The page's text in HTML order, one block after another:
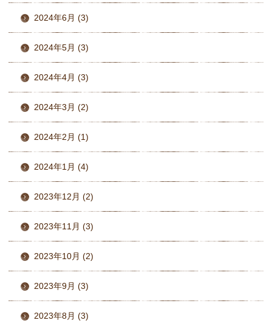
2024年6月 (3)
2024年5月 (3)
2024年4月 (3)
2024年3月 (2)
2024年2月 (1)
2024年1月 (4)
2023年12月 (2)
2023年11月 (3)
2023年10月 (2)
2023年9月 (3)
2023年8月 (3)